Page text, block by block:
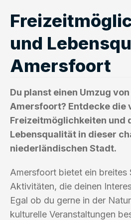
und
Amersfoort
Du planst einen Umzug
Amersfoort? Entdecke die
Freizeitmöglichkeiten und
Lebensqualität in dieser
niederländischen Stadt.
Amersfoort bietet ein breites
Aktivitäten, die deinen
Egal ob du gerne in der
kulturelle Veranstaltungen